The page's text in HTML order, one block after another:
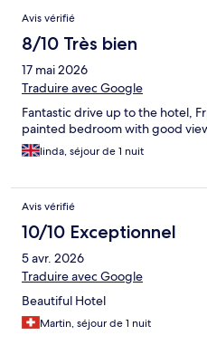
Avis vérifié
8/10 Très bien
17 mai 2026
Traduire avec Google
Fantastic drive up to the hotel,
painted bedroom with good
linda, séjour de 1 nuit
Avis vérifié
10/10 Exceptionnel
5 avr. 2026
Traduire avec Google
Beautiful Hotel
Martin, séjour de 1 nuit